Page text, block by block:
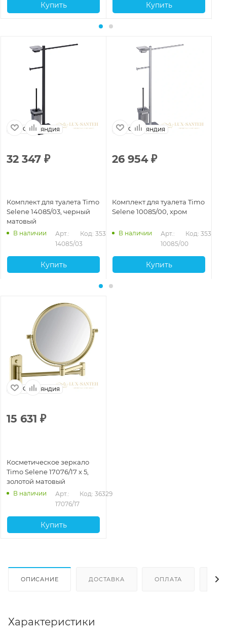
Купить Купить
Финляндия
32 347 ₽
Комплект для туалета Timo
Selene 14085/03, черный
матовый
В наличии
Арт.:
14085/03
Код: 35360
Купить
Финляндия
26 954₽
Комплект для туалета Timo
Selene 10085/00, хром
В наличии
Арт.:
10085/00
Код: 35359
Купить
Финляндия
15 631 ₽
Косметическое зеркало
Timo Selene 17076/17 x 5,
золотой матовый
В наличии
Арт.:
17076/17
Код: 36329
Купить
ОПИСАНИЕ ДОСТАВКА ОПЛАТА
Характеристики